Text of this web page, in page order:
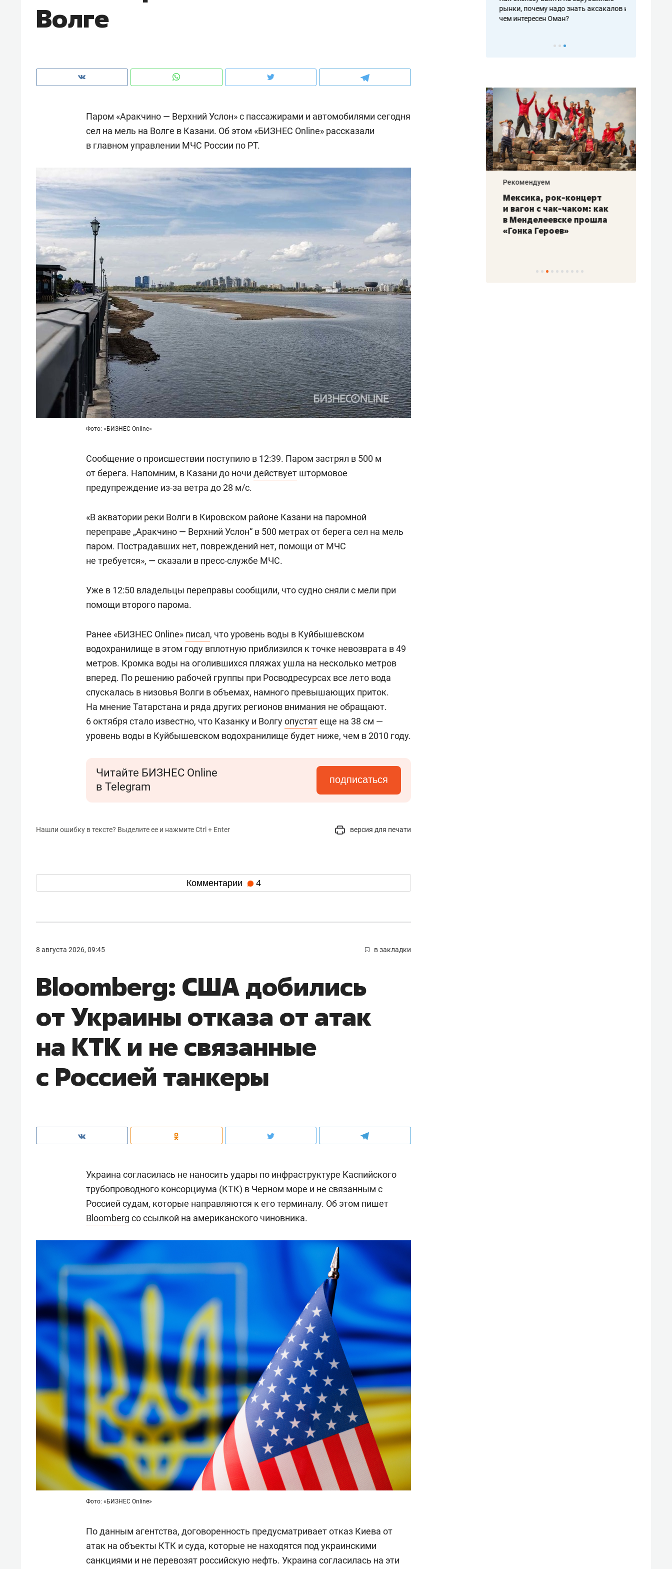
Волге
Паром «Аракчино — Верхний Услон» с пассажирами и автомобилями сегодня
сел на мель на Волге в Казани. Об этом «БИЗНЕС Online» рассказали
в главном управлении МЧС России по РТ.
Фото: «БИЗНЕС Online»
Сообщение о происшествии поступило в 12:39. Паром застрял в 500 м
от берега. Напомним, в Казани до ночи действует штормовое
предупреждение из-за ветра до 28 м/с.
«В акватории реки Волги в Кировском районе Казани на паромной
переправе „Аракчино — Верхний Услон“ в 500 метрах от берега сел на мель
паром. Пострадавших нет, повреждений нет, помощи от МЧС
не требуется», — сказали в пресс-службе МЧС.
Уже в 12:50 владельцы переправы сообщили, что судно сняли с мели при
помощи второго парома.
Ранее «БИЗНЕС Online» писал, что уровень воды в Куйбышевском
водохранилище в этом году вплотную приблизился к точке невозврата в 49
метров. Кромка воды на оголившихся пляжах ушла на несколько метров
вперед. По решению рабочей группы при Росводресурсах все лето вода
спускалась в низовья Волги в объемах, намного превышающих приток.
На мнение Татарстана и ряда других регионов внимания не обращают.
6 октября стало известно, что Казанку и Волгуопустятеще на 38 см —
уровень воды в Куйбышевском водохранилище будет ниже, чем в 2010 году.
Читайте БИЗНЕС Online
в Telegram
подписаться
Нашли ошибку в тексте? Выделите ее и нажмите Ctrl + Enter версия для печати
Комментарии 4
8 августа 2026, 09:45 в закладки
Bloomberg: США добились
от Украины отказа от атак
на КТК и не связанные
с Россией танкеры
Украина согласилась не наносить удары по инфраструктуре Каспийского
трубопроводного консорциума (КТК) в Черном море и не связанным с
Россией судам, которые направляются к его терминалу. Об этом пишет
Bloomberg со ссылкой на американского чиновника.
Фото: «БИЗНЕС Online»
По данным агентства, договоренность предусматривает отказ Киева от
атак на объекты КТК и суда, которые не находятся под украинскими
санкциями и не перевозят российскую нефть. Украина согласилась на эти
чем интересен Оман?
рынки, почему надо знать аксакалов и
чем интересен Оман?
Рекомендуем
Как ГК «МИР ГРУПП» и ВТБ
создают оазис жилого
комфорта под Казанью
Рекомендуем
ID вместо ключа: какой будет
безопасность в ЖК «Нова»
Опыт выживания в дикой
природе, работа
с ментальным и физическим
состоянием как основа
антихрупких команд
Рекомендуем
Мексика, рок-концерт
и вагон с чак-чаком: как
в Менделеевске прошла
«Гонка Героев»